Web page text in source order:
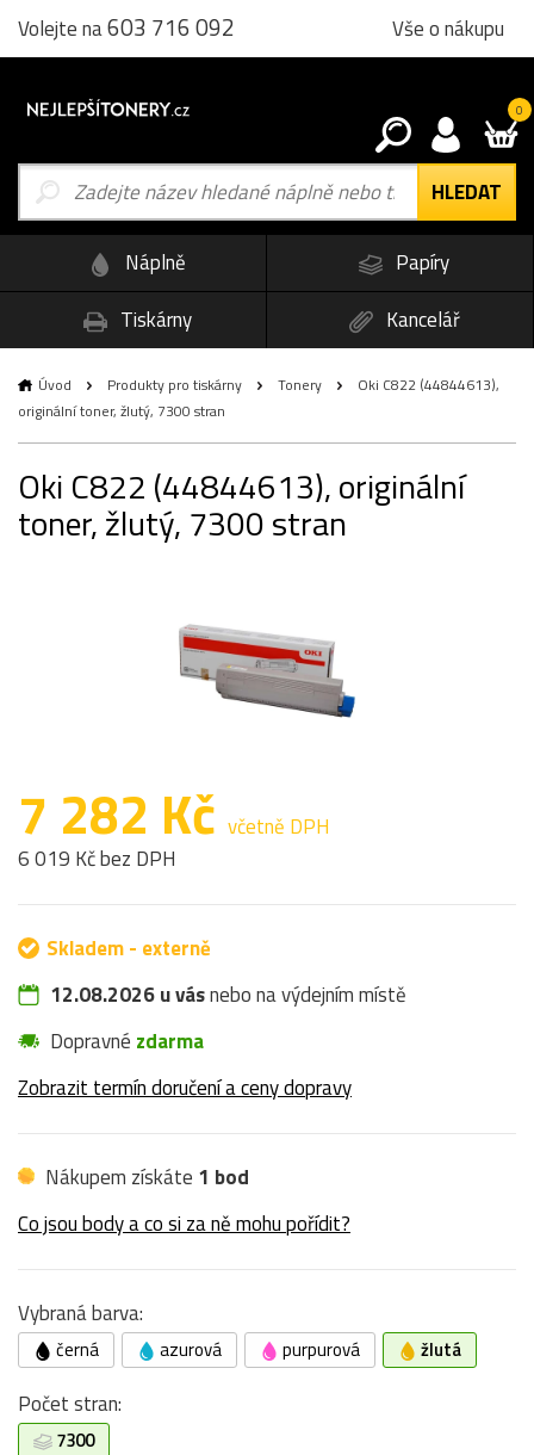
Volejte na603 716 092 Vše o nákupu
0
Náplně
Papíry
Tiskárny
Kancelář
Úvod Produkty pro tiskárny Tonery
Oki C822 (44844613),
originální toner, žlutý, 7300 stran
Oki C822 (44844613), originální
toner, žlutý, 7300 stran
7 282 Kč včetně DPH
6 019 Kč bez DPH
Skladem - externě
12.08.2026 u vásnebo na výdejním místě
Dopravné zdarma
Zobrazit termín doručení a ceny dopravy
Nákupem získáte 1 bod
Co jsou body a co si za ně mohu pořídit?
Vybraná barva:
černá azurová purpurová žlutá
Počet stran:
7300